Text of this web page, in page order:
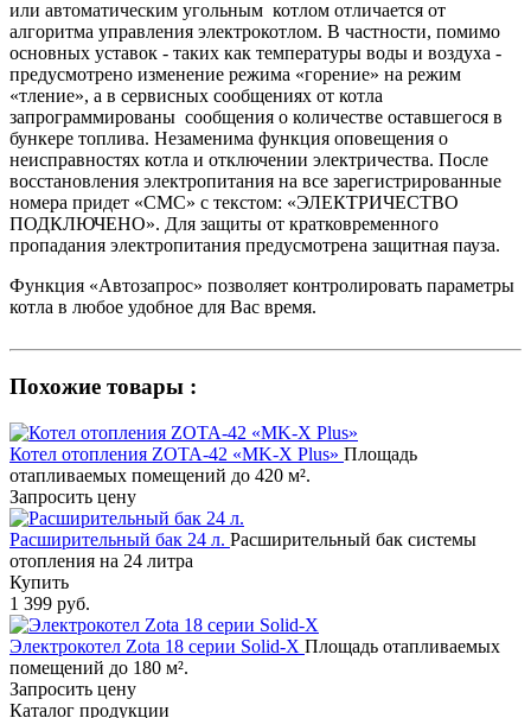
или автоматическим угольным котлом отличается от
алгоритма управления электрокотлом. В частности, помимо
основных уставок - таких как температуры воды и воздуха -
предусмотрено изменение режима «горение» на режим
«тление», а в сервисных сообщениях от котла
запрограммированы сообщения о количестве оставшегося в
бункере топлива. Незаменима функция оповещения о
неисправностях котла и отключении электричества. После
восстановления электропитания на все зарегистрированные
номера придет «СМС» с текстом: «ЭЛЕКТРИЧЕСТВО
ПОДКЛЮЧЕНО». Для защиты от кратковременного
пропадания электропитания предусмотрена защитная пауза.
Функция «Автозапрос» позволяет контролировать параметры
котла в любое удобное для Вас время.
Похожие товары :
Котел отопления ZOTA-42 «MK-X Plus» Площадь
отапливаемых помещений до 420 м².
Запросить цену
Расширительный бак 24 л. Расширительный бак системы
отопления на 24 литра
Купить
1 399 руб.
Электрокотел Zota 18 серии Solid-X Площадь отапливаемых
помещений до 180 м².
Запросить цену
Каталог продукции